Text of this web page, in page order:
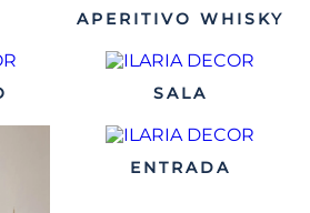
APERITIVO WHISKY
SALA
ENTRADA